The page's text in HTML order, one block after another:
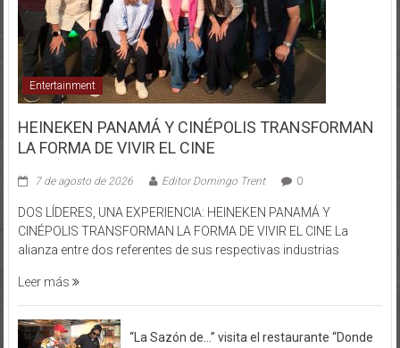
Entertainment
HEINEKEN PANAMÁ Y CINÉPOLIS TRANSFORMAN
LA FORMA DE VIVIR EL CINE
7 de agosto de 2026 Editor Domingo Trent 0
DOS LÍDERES, UNA EXPERIENCIA: HEINEKEN PANAMÁ Y
CINÉPOLIS TRANSFORMAN LA FORMA DE VIVIR EL CINE La
alianza entre dos referentes de sus respectivas industrias
Leer más
“La Sazón de…” visita el restaurante “Donde